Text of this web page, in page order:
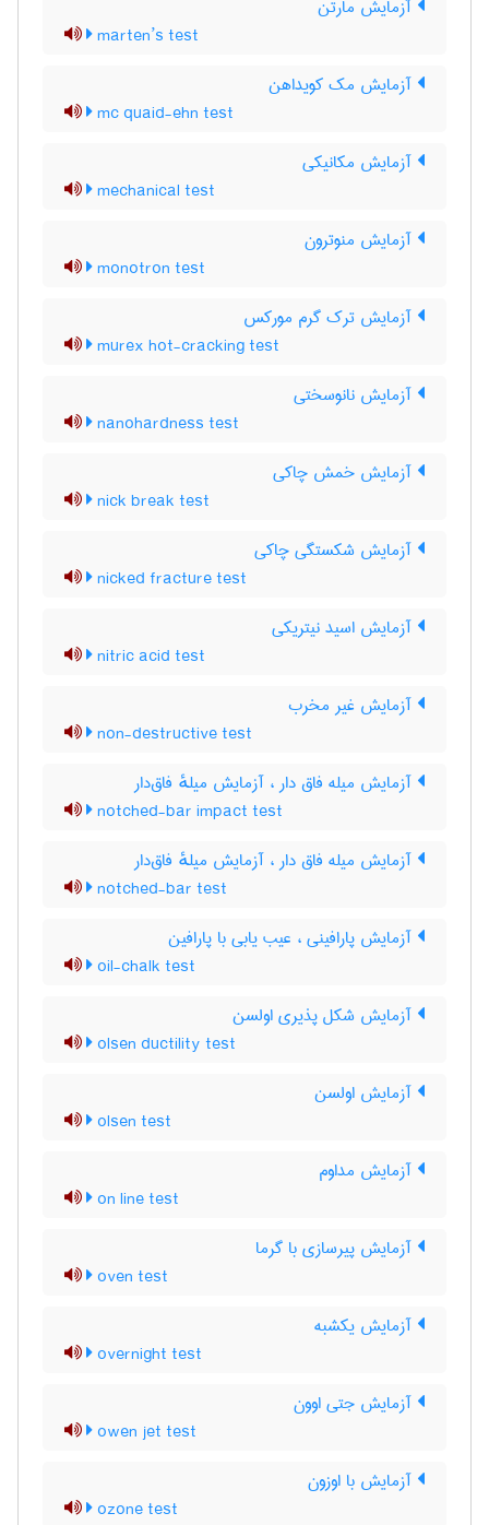
آزمایش مارتن
marten’s test
آزمایش مک کویداهن
mc quaid-ehn test
آزمایش مکانیکی
mechanical test
آزمایش منوترون
monotron test
آزمایش ترک گرم مورکس
murex hot-cracking test
آزمایش نانوسختی
nanohardness test
آزمایش خمش چاکی
nick break test
آزمایش شکستگی چاکی
nicked fracture test
آزمایش اسید نیتریکی
nitric acid test
آزمایش غیر مخرب
non-destructive test
آزمایش میله فاق دار ، آزمایش میلهٔ فاق‌دار
notched-bar impact test
آزمایش میله فاق دار ، آزمایش میلهٔ فاق‌دار
notched-bar test
آزمایش پارافینی ، عیب یابی با پارافین
oil-chalk test
آزمایش شکل پذیری اولسن
olsen ductility test
آزمایش اولسن
olsen test
آزمایش مداوم
on line test
آزمایش پیرسازی با گرما
oven test
آزمایش یکشبه
overnight test
آزمایش جتی اوون
owen jet test
آزمایش با اوزون
ozone test